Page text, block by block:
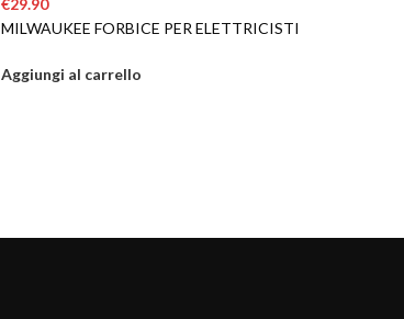
€29.90
MILWAUKEE FORBICE PER ELETTRICISTI
Aggiungi al carrello